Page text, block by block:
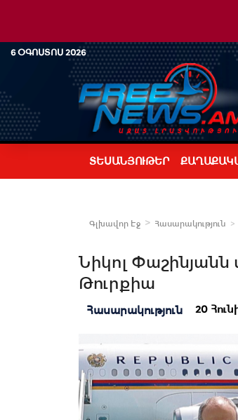
6 ՕԳՈՍՏՈՍ 2026
ՏԵՍԱՆՅՈՒԹԵՐ
Գլխավոր Էջ Հասարակություն
Նիկոլ
Թուրքիա
Հասարակություն 20